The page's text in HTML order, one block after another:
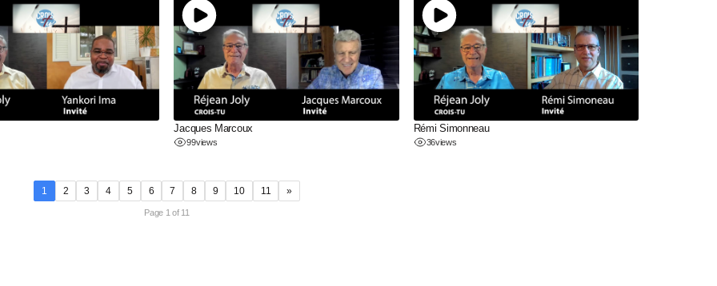
Jacques Marcoux
99views
Rémi Simonneau
36views
1 2 3 4 5 6 7 8 9 10 11 »
Page 1 of 11